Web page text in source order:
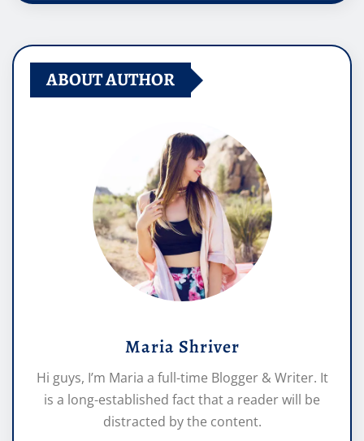
ABOUT AUTHOR
Maria Shriver
Hi guys, I’m Maria a full-time Blogger & Writer. It
is a long-established fact that a reader will be
distracted by the content.